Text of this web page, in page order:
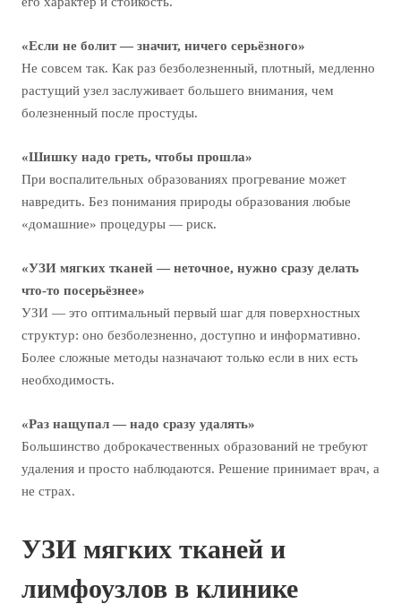
«Если не болит — значит, ничего серьёзного»
Не совсем так. Как раз безболезненный, плотный, медленно
растущий узел заслуживает большего внимания, чем
болезненный после простуды.
«Шишку надо греть, чтобы прошла»
При воспалительных образованиях прогревание может
навредить. Без понимания природы образования любые
«домашние» процедуры — риск.
«УЗИ мягких тканей — неточное, нужно сразу делать
что-то посерьёзнее»
УЗИ — это оптимальный первый шаг для поверхностных
структур: оно безболезненно, доступно и информативно.
Более сложные методы назначают только если в них есть
необходимость.
«Раз нащупал — надо сразу удалять»
Большинство доброкачественных образований не требуют
удаления и просто наблюдаются. Решение принимает врач, а
не страх.
УЗИ мягких тканей и
лимфоузлов в клинике